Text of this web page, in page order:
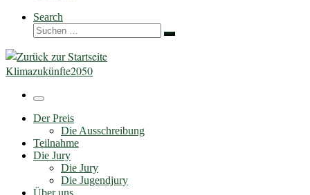
Search
Suche
Suchen …
Klimazukünfte2050
Menü
Der Preis
Die Ausschreibung
Teilnahme
Die Jury
Die Jury
Die Jugendjury
Über uns